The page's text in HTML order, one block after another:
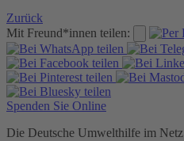
Zurück
Mit Freund*innen teilen:
Spenden Sie Online
Die Deutsche Umwelthilfe im Netz